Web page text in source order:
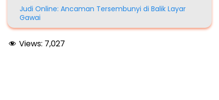
Judi Online: Ancaman Tersembunyi di Balik Layar
Gawai
Views: 7,027